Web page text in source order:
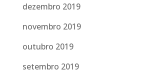
dezembro 2019
novembro 2019
outubro 2019
setembro 2019